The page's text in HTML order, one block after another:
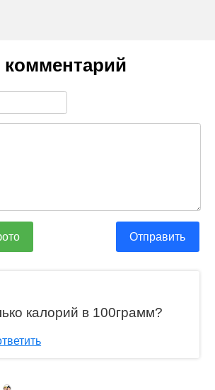
комментарий
Отправить
калорий в 100грамм?